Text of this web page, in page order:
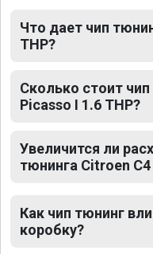
Что дает чип
THP?
Сколько стоит
Picasso I 1.6 THP?
Увеличится ли
тюнинга Citroen
Как чип тюнинг
коробку?